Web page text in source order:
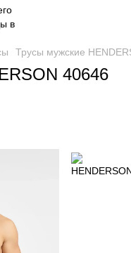
Трусы мужские
40646